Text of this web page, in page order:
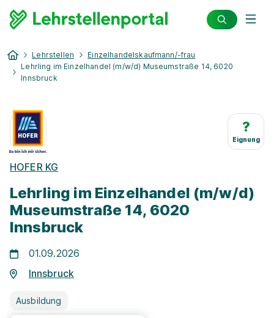
Lehrstellen
Einzelhandelskaufmann/-frau
Lehrling im Einzelhandel (m/w/d) Museumstraße 14, 6020
Innsbruck
?
Eignung
HOFER KG
Lehrling im Einzelhandel (m/w/d)
Museumstraße 14, 6020
Innsbruck
01.09.2026
Innsbruck
Ausbildung